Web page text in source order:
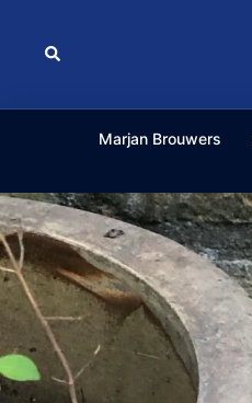
Zoeken
Marjan Brouwers